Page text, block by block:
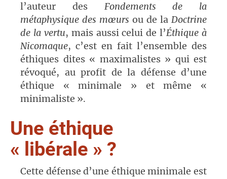
l’auteur des Fondements de la
métaphysique des mœurs ou de la Doctrine
de la vertu, mais aussi celui de l’Éthique à
Nicomaque, c’est en fait l’ensemble des
éthiques dites « maximalistes » qui est
révoqué, au profit de la défense d’une
éthique « minimale » et même «
minimaliste ».
Une éthique
« libérale » ?
Cette défense d’une éthique minimale est